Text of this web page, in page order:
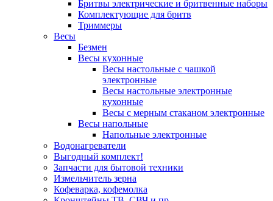
Бритвы электрические и бритвенные наборы
Комплектующие для бритв
Триммеры
Весы
Безмен
Весы кухонные
Весы настольные с чашкой
электронные
Весы настольные электронные
кухонные
Весы с мерным стаканом электронные
Весы напольные
Напольные электронные
Водонагреватели
Выгодный комплект!
Запчасти для бытовой техники
Измельчитель зерна
Кофеварка, кофемолка